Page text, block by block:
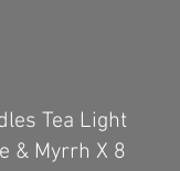
Tea Light
& Myrrh X 8